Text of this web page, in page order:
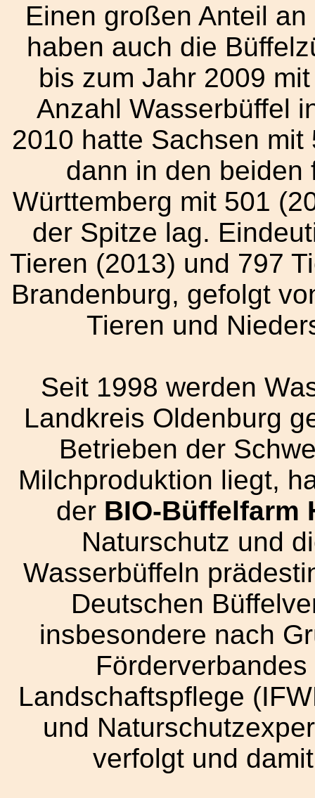
Einen großen Anteil
haben auch die
bis zum Jahr 2009
Anzahl Wasserbüffel
2010 hatte Sachsen
dann in den beiden
Württemberg mit 501
der Spitze lag.
Tieren (2013) und 797
Brandenburg, gefolgt
Tieren und
Seit 1998 werden
Landkreis Oldenburg
Betrieben der
Milchproduktion liegt,
der BIO-Büffelfarm
Naturschutz und
Wasserbüffeln
Deutschen
insbesondere nach
Landschaftspflege
und
verfolgt und